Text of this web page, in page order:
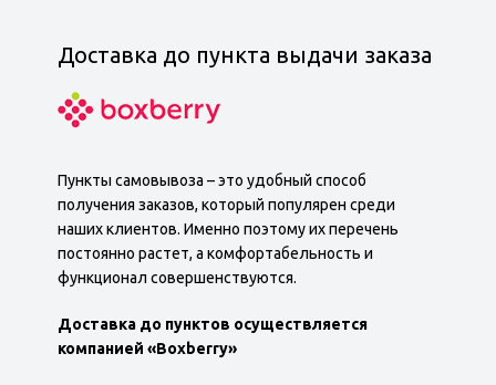
Доставка до пункта выдачи заказа
Пункты самовывоза – это удобный способ
получения заказов, который популярен среди
наших клиентов. Именно поэтому их перечень
постоянно растет, а комфортабельность и
функционал совершенствуются.
Доставка до пунктов осуществляется
компанией «Boxberry»